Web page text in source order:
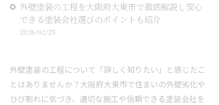
外壁塗装の工程を大阪府大東市で徹底解説し安心
できる塗装会社選びのポイントも紹介
2026/02/25
外壁塗装の工程について「詳しく知りたい」と感じたこ
とはありませんか？大阪府大東市で住まいの外壁劣化や
ひび割れに気づき、適切な施工や信頼できる塗装会社を